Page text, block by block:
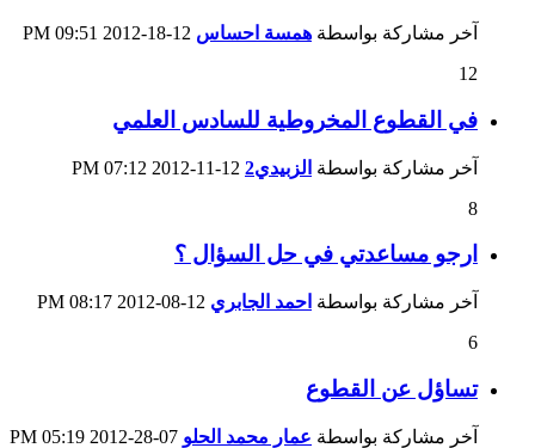
آخر مشاركة بواسطة همسة احساس
09:51 PM
12
في القطوع المخروطية للسادس العلمي
آخر مشاركة بواسطة الزبيدي2
07:12 PM
8
ارجو مساعدتي في حل السؤال ؟
آخر مشاركة بواسطة احمد الجابري
08:17 PM
6
تساؤل عن القطوع
آخر مشاركة بواسطة عمار محمد الحلو
05:19 PM